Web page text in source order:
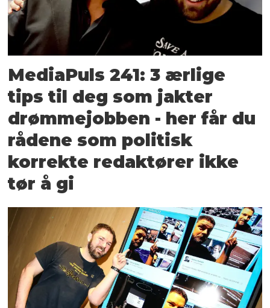
MediaPuls 241: 3 ærlige
tips til deg som jakter
drømme­jobben - her får du
rådene som politisk
korrekte redaktører ikke
tør å gi